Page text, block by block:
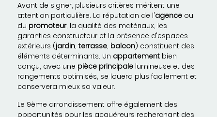
Avant de signer, plusieurs critères méritent une
attention particulière. La réputation de l'agence ou
du promoteur, la qualité des matériaux, les
garanties constructeur et la présence d'espaces
extérieurs (jardin,terrasse, balcon) constituent des
éléments déterminants. Un appartement bien
conçu, avec une pièce principale lumineuse et des
rangements optimisés, se louera plus facilement et
conservera mieux sa valeur.
Le 9ème arrondissement offre également des
opportunités pour les acquéreurs recherchant des